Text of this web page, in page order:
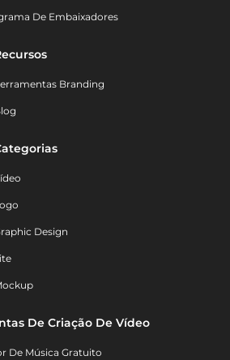
De Embaixadores
Branding
Design
De Criação De Vídeo
De Música Gratuito